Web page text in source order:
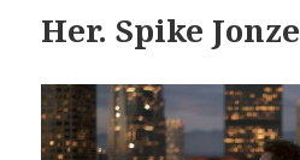
Her. Spike Jonze